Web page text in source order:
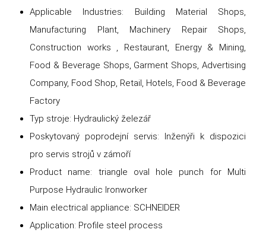
Applicable Industries: Building Material Shops,
Manufacturing Plant, Machinery Repair Shops,
Construction works , Restaurant, Energy & Mining,
Food & Beverage Shops, Garment Shops, Advertising
Company, Food Shop, Retail, Hotels, Food & Beverage
Factory
Typ stroje: Hydraulický železář
Poskytovaný poprodejní servis: Inženýři k dispozici
pro servis strojů v zámoří
Product name: triangle oval hole punch for Multi
Purpose Hydraulic Ironworker
Main electrical appliance: SCHNEIDER
Application: Profile steel process